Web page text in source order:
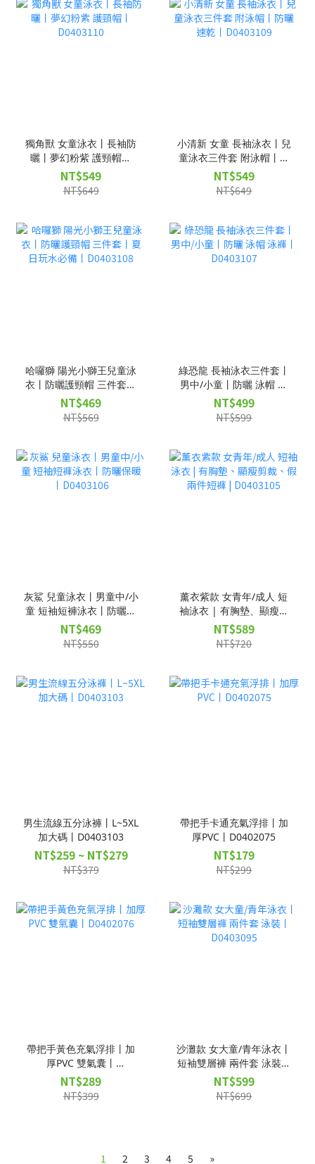
獨角獸 女童泳衣丨長袖防
曬丨夢幻粉紫 護頸帽丨
D0403110
NT$549
NT$649
小清新 女童 長袖泳衣丨兒
童泳衣三件套 附泳帽丨防
曬速乾丨D0403109
NT$549
NT$649
哈囉獅 陽光小獅王兒童泳
衣丨防曬護頸帽 三件套丨
夏日玩水必備丨D0403108
NT$469
NT$569
綠恐龍 長袖泳衣三件套丨
男中/小童丨防曬 泳帽 泳
褲丨D0403107
NT$499
NT$599
灰鯊 兒童泳衣丨男童中/小
童 短袖短褲泳衣丨防曬保
暖丨D0403106
NT$469
NT$550
薰衣紫款 女青年/成人 短
袖泳衣 | 有胸墊、顯瘦剪
裁、假兩件短褲 |
D0403105
NT$589
NT$720
男生流線五分泳褲丨L~5XL
加大碼丨D0403103
NT$259 ~ NT$279
NT$379
帶把手卡通充氣浮排丨加
厚PVC丨D0402075
NT$179
NT$299
帶把手黃色充氣浮排丨加
厚PVC 雙氣囊丨
D0402076
NT$289
NT$399
沙灘款 女大童/青年泳衣丨
短袖雙層褲 兩件套 泳裝丨
D0403095
NT$599
NT$699
1 2 3 4 5 »